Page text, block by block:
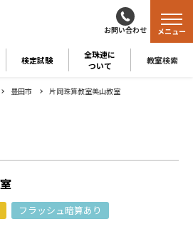
お問い合わせ
検定試験
全珠連に
ついて
教室検索
メニュー
豊田市 片岡珠算教室美山教室
フラッシュ暗算あり